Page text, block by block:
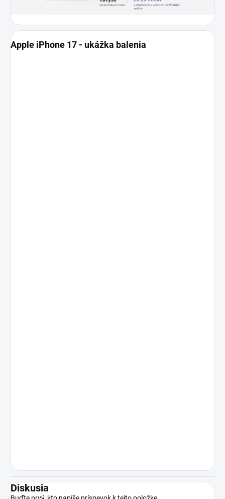
Apple iPhone 17 - ukážka balenia
Diskusia